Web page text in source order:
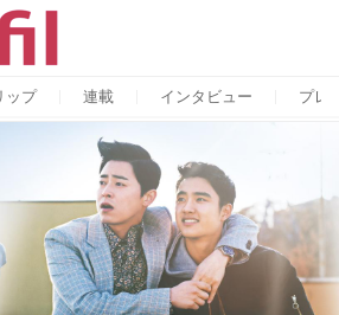
ップ 連載 インタビュー プレ